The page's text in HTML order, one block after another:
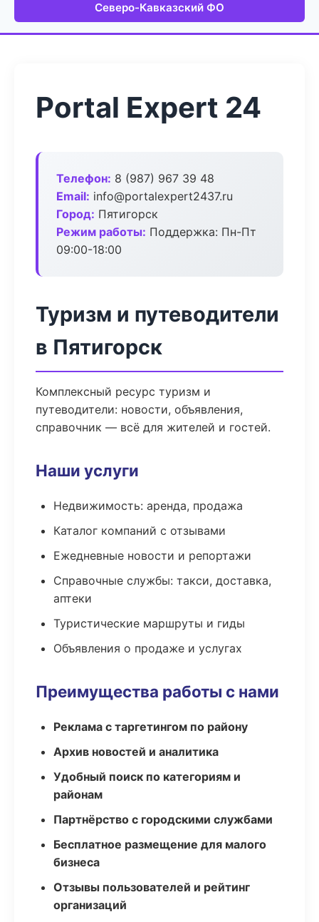
Северо-Кавказский ФО
Portal Expert 24
Телефон: 8 (987) 967 39 48
Email: info@portalexpert2437.ru
Город: Пятигорск
Режим работы: Поддержка: Пн-Пт
09:00-18:00
Туризм и путеводители
в Пятигорск
Комплексный ресурс туризм и
путеводители: новости, объявления,
справочник — всё для жителей и гостей.
Наши услуги
Недвижимость: аренда, продажа
Каталог компаний с отзывами
Ежедневные новости и репортажи
Справочные службы: такси, доставка,
аптеки
Туристические маршруты и гиды
Объявления о продаже и услугах
Преимущества работы с нами
Реклама с таргетингом по району
Архив новостей и аналитика
Удобный поиск по категориям и
районам
Партнёрство с городскими службами
Бесплатное размещение для малого
бизнеса
Отзывы пользователей и рейтинг
организаций